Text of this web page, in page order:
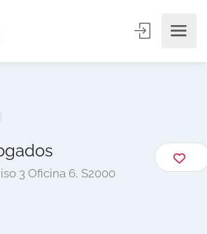
3 Oficina 6, S2000